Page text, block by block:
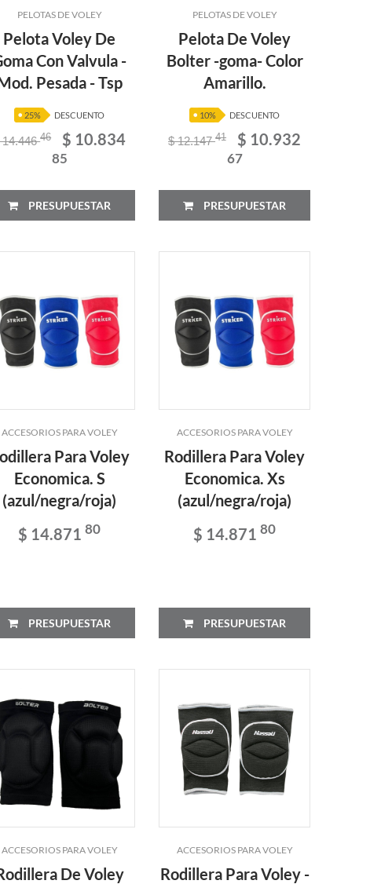
PELOTAS DE VOLEY
Pelota Voley De
Con Valvula -
Pesada - Tsp
25% DESCUENTO
14.44646 $ 10.834
85
PRESUPUESTAR
PELOTAS DE VOLEY
Pelota De Voley
Bolter -goma- Color
Amarillo.
10% DESCUENTO
$ 12.14741 $ 10.932
67
PRESUPUESTAR
ACCESORIOS PARA VOLEY
Para Voley
Economica. S
(azul/negra/roja)
$ 14.87180
PRESUPUESTAR
ACCESORIOS PARA VOLEY
Rodillera Para Voley
Economica. Xs
(azul/negra/roja)
$ 14.87180
PRESUPUESTAR
ACCESORIOS PARA VOLEY
De Voley
ACCESORIOS PARA VOLEY
Rodillera Para Voley -